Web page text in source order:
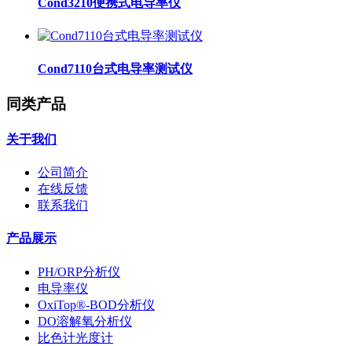
Cond7110台式电导率测试仪
同类产品
关于我们
公司简介
在线反馈
联系我们
产品展示
PH/ORP分析仪
电导率仪
OxiTop®-BOD分析仪
DO溶解氧分析仪
比色计光度计